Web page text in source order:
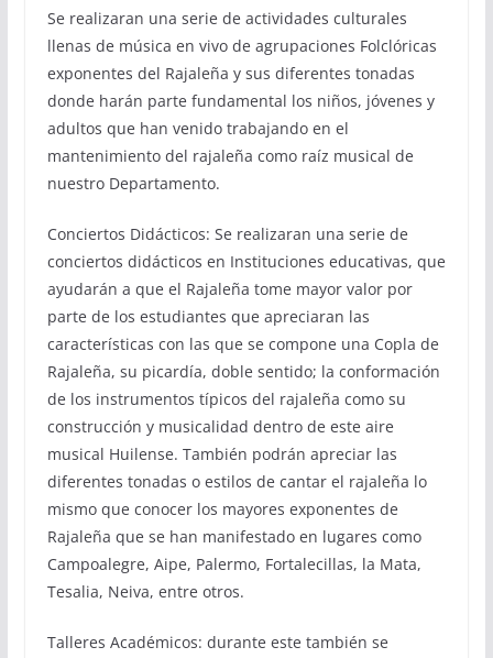
Se realizaran una serie de actividades culturales
llenas de música en vivo de agrupaciones Folclóricas
exponentes del Rajaleña y sus diferentes tonadas
donde harán parte fundamental los niños, jóvenes y
adultos que han venido trabajando en el
mantenimiento del rajaleña como raíz musical de
nuestro Departamento.
Conciertos Didácticos: Se realizaran una serie de
conciertos didácticos en Instituciones educativas, que
ayudarán a que el Rajaleña tome mayor valor por
parte de los estudiantes que apreciaran las
características con las que se compone una Copla de
Rajaleña, su picardía, doble sentido; la conformación
de los instrumentos típicos del rajaleña como su
construcción y musicalidad dentro de este aire
musical Huilense. También podrán apreciar las
diferentes tonadas o estilos de cantar el rajaleña lo
mismo que conocer los mayores exponentes de
Rajaleña que se han manifestado en lugares como
Campoalegre, Aipe, Palermo, Fortalecillas, la Mata,
Tesalia, Neiva, entre otros.
Talleres Académicos: durante este también se